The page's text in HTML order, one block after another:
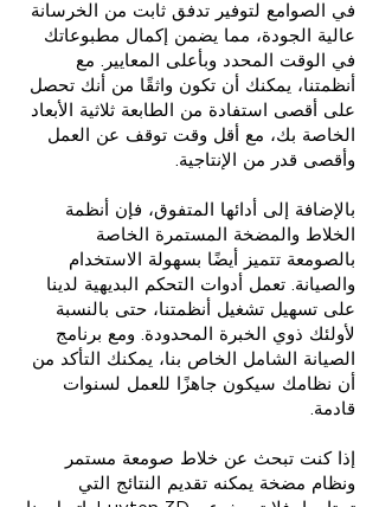
في الصوامع لتوفير تدفق ثابت من الخرسانة
عالية الجودة، مما يضمن إكمال مطبوعاتك
في الوقت المحدد وبأعلى المعايير. مع
أنظمتنا، يمكنك أن تكون واثقًا من أنك تحصل
على أقصى استفادة من الطابعة ثلاثية الأبعاد
الخاصة بك، مع أقل وقت توقف عن العمل
وأقصى قدر من الإنتاجية.
بالإضافة إلى أدائها المتفوق، فإن أنظمة
الخلاط والمضخة المستمرة الخاصة
بالصومعة تتميز أيضًا بسهولة الاستخدام
والصيانة. تعمل أدوات التحكم البديهية لدينا
على تسهيل تشغيل أنظمتنا، حتى بالنسبة
لأولئك ذوي الخبرة المحدودة. ومع برنامج
الصيانة الشامل الخاص بنا، يمكنك التأكد من
أن نظامك سيكون جاهزًا للعمل لسنوات
قادمة.
إذا كنت تبحث عن خلاط صومعة مستمر
ونظام مضخة يمكنه تقديم النتائج التي